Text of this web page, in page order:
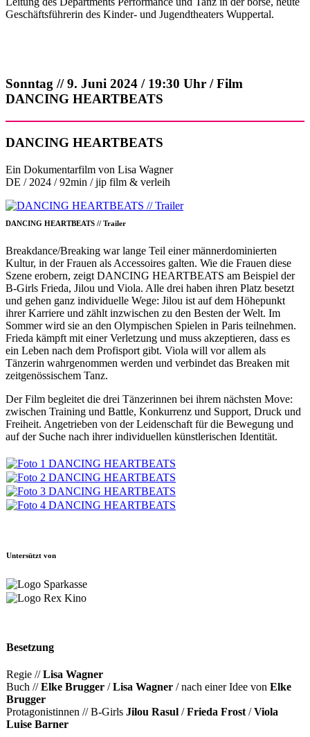
Geschäftsführerin des Kinder- und Jugendtheaters Wuppertal.
Sonntag // 9. Juni 2024 / 19:30 Uhr / Film
DANCING HEARTBEATS
DANCING HEARTBEATS
Ein Dokumentarfilm von Lisa Wagner
DE / 2024 / 92min / jip film & verleih
DANCING HEARTBEATS // Trailer
Breakdance/Breaking war lange Teil einer männerdominierten
Kultur, in der Frauen als Accessoires galten. Wie die Frauen diese
Szene erobern, zeigt DANCING HEARTBEATS am Beispiel der
B-Girls Frieda, Jilou und Viola. Alle drei haben ihren Platz besetzt
und gehen ganz individuelle Wege: Jilou ist auf dem Höhepunkt
ihrer Karriere und zählt inzwischen zu den Besten der Welt. Im
Sommer wird sie an den Olympischen Spielen in Paris teilnehmen.
Frieda kämpft mit einer Verletzung und muss akzeptieren, dass es
ein Leben nach dem Profisport gibt. Viola will vor allem als
Tänzerin wahrgenommen werden und verbindet das Breaken mit
zeitgenössischem Tanz.
Der Film begleitet die drei Tänzerinnen bei ihrem nächsten Move:
zwischen Training und Battle, Konkurrenz und Support, Druck und
Freiheit. Angetrieben von der Leidenschaft für die Bewegung und
auf der Suche nach ihrer individuellen künstlerischen Identität.
Untersützt von
Besetzung
Regie //Lisa Wagner
Buch //Elke Brugger /Lisa Wagner / nach einer Idee von Elke
Brugger
Protagonistinnen // B-Girls Jilou Rasul /Frieda Frost /Viola
Luise Barner